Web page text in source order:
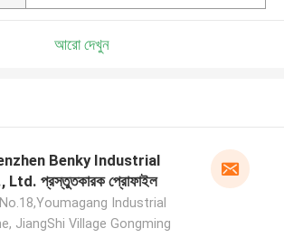
আরো দেখুন
Benky Industrial
Ltd. প্রস্তুতকারক প্রোফাইল
No.18,Youmagang Industrial
JiangShi Village Gongming